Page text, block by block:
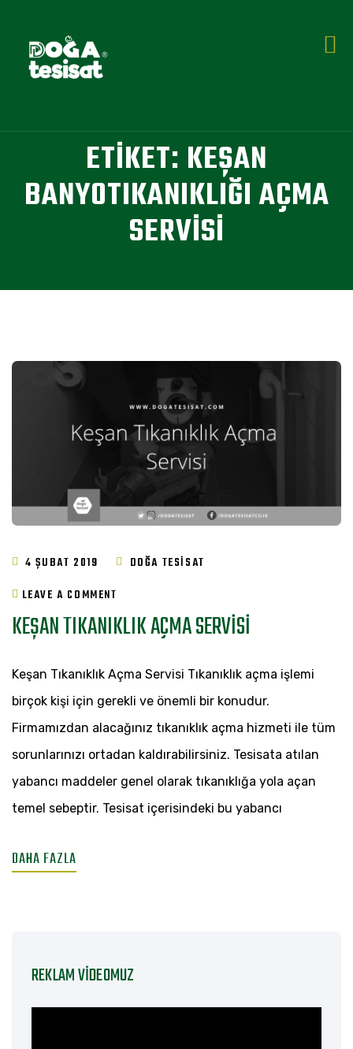
ETIKET: KEŞAN
BANYOTIKANIKLIĞI AÇMA
SERVISI
4 ŞUBAT 2019
DOĞA TESISAT
LEAVE A COMMENT
KEŞAN
AÇMA
SERVISI
KEŞAN TIKANIKLIK AÇMA SERVISI
Keşan Tıkanıklık Açma Servisi Tıkanıklık açma işlemi
birçok kişi için gerekli ve önemli bir konudur.
Firmamızdan alacağınız tıkanıklık açma hizmeti ile tüm
sorunlarınızı ortadan kaldırabilirsiniz. Tesisata atılan
yabancı maddeler genel olarak tıkanıklığa yola açan
temel sebeptir. Tesisat içerisindeki bu yabancı
DAHA FAZLA
REKLAM VIDEOMUZ